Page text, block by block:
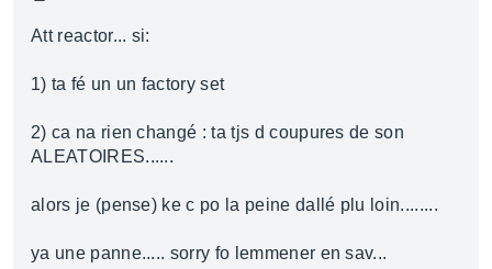
Att reactor... si:
1) ta fé un un factory set
2) ca na rien changé : ta tjs d coupures de son
ALEATOIRES......
alors je (pense) ke c po la peine dallé plu loin........
ya une panne..... sorry fo lemmener en sav...